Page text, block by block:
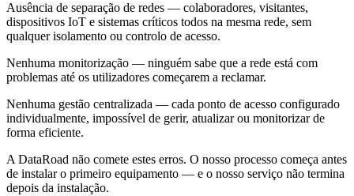
Ausência de separação de redes — colaboradores, visitantes,
dispositivos IoT e sistemas críticos todos na mesma rede, sem
qualquer isolamento ou controlo de acesso.
Nenhuma monitorização — ninguém sabe que a rede está com
problemas até os utilizadores começarem a reclamar.
Nenhuma gestão centralizada — cada ponto de acesso configurado
individualmente, impossível de gerir, atualizar ou monitorizar de
forma eficiente.
A DataRoad não comete estes erros. O nosso processo começa antes
de instalar o primeiro equipamento — e o nosso serviço não termina
depois da instalação.